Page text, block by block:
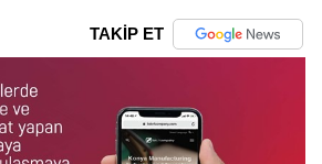
TAKİP ET